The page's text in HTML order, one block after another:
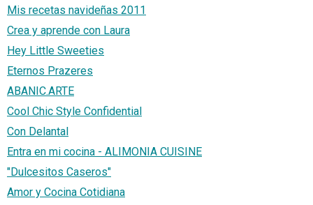
Mis recetas navideñas 2011
Crea y aprende con Laura
Hey Little Sweeties
Eternos Prazeres
ABANIC.ARTE
Cool Chic Style Confidential
Con Delantal
Entra en mi cocina - ALIMONIA CUISINE
"Dulcesitos Caseros"
Amor y Cocina Cotidiana